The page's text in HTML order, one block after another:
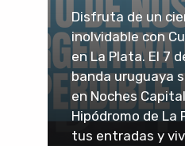
Disfruta de un
inolvidable con
en La Plata. El 7
banda uruguaya
en Noches
Hipódromo de La
tus entradas y